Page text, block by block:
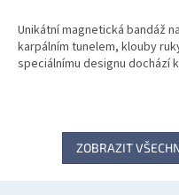
Unikátní magnetická bandáž
karpálním tunelem, klouby
speciálnímu designu dochází
ZOBRAZIT